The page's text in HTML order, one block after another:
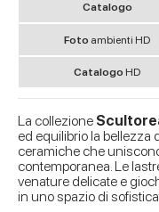
Catalogo
Foto ambienti HD
Catalogo HD
La collezione
ed equilibrio la bellezza
ceramiche che
contemporanea. Le
venature delicate e
in uno spazio di